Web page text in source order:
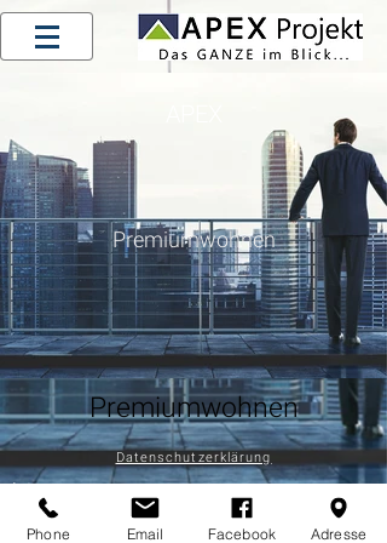
Premiumwohnen
Premiumwohnen
Impressum
Datenschutzerklärung
Intern
Phone Email Facebook Adresse